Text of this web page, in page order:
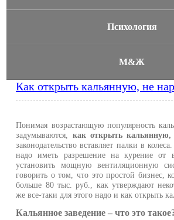
Психология
М&Ж
Как открыть кальянную, не
Понимая возрастающую популярность
задумываются, как открыть
законодательство вставляет палки в
надо иметь разрешение на курение от
установить мощную вентиляционную
говорить о том, что это простой бизнес,
больше 80 тыс. руб., как утверждают
же все-таки для этого надо и как открыть
Кальянное заведение – что это